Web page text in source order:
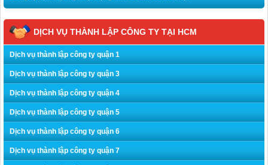
DỊCH VỤ THÀNH LẬP CÔNG TY TẠI HCM
Dịch vụ thành lập công ty quận 1
Dịch vụ thành lập công ty quận 3
Dịch vụ thành lập công ty quận 4
Dịch vụ thành lập công ty quận 5
Dịch vụ thành lập công ty quận 6
Dịch vụ thành lập công ty quận 7